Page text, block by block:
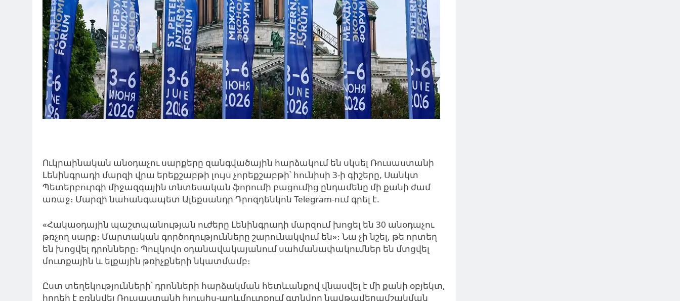
Ուկրաինական անօդաչու սարքերը զանգվածային հարձակում են սկսել Ռուսաստանի
Լենինգրադի մարզի վրա երեքշաբթի լույս չորեքշաբթի՝ հունիսի 3-ի գիշերը, Սանկտ
Պետերբուրգի միջազգային տնտեսական ֆորումի բացումից ընդամենը մի քանի ժամ
առաջ։ Մարզի նահանգապետ Ալեքսանդր Դրոզդենկոն Telegram-ում գրել է.
«Հակաօդային պաշտպանության ուժերը Լենինգրադի մարզում խոցել են 30 անօդաչու
թռչող սարք։ Մարտական ​​գործողությունները շարունակվում են»։ Նա չի նշել, թե որտեղ
են խոցվել դրոնները։ Պուլկովո օդանավակայանում սահմանափակումներ են մտցվել
մուտքային և ելքային թռիչքների նկատմամբ։
Ըստ տեղեկությունների՝ դրոնների հարձակման հետևանքով վնասվել է մի քանի օբյեկտ,
հրդեհ է բռնկվել Ռուսաստանի հյուսիս-արևմուտքում գտնվող նավթավերամշակման